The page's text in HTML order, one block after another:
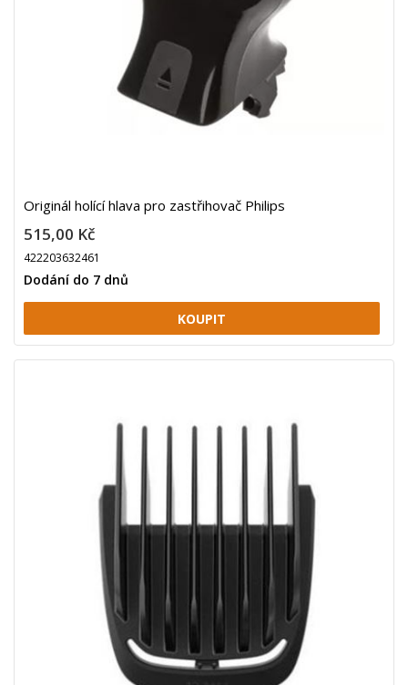
Originál holící hlava pro zastřihovač Philips
515,00 Kč
422203632461
Dodání do 7 dnů